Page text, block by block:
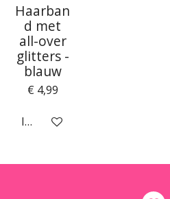
Haarban
d met
all-over
glitters -
blauw
€ 4,99
In winkelwagen